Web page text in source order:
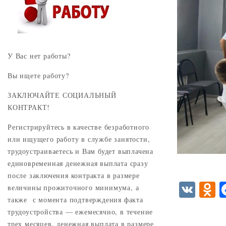
V
У Вас нет работы?
Вы ищете работу?
ЗАКЛЮЧАЙТЕ СОЦИАЛЬНЫЙ
КОНТРАКТ!
Регистрируйтесь в качестве безработного
или ищущего работу в службе занятости,
трудоустраиваетесь и Вам будет выплачена
единовременная денежная выплата сразу
после заключения контракта в размере
величины прожиточного минимума, а
также с момента подтверждения факта
трудоустройства — ежемесячно, в течение
трех месяцев, денежная выплата в размере